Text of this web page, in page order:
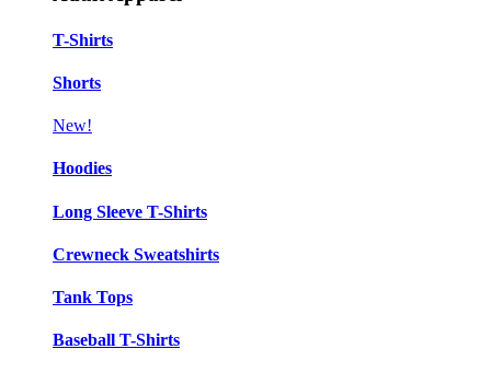
T-Shirts
Shorts
New!
Hoodies
Long Sleeve T-Shirts
Crewneck Sweatshirts
Tank Tops
Baseball T-Shirts